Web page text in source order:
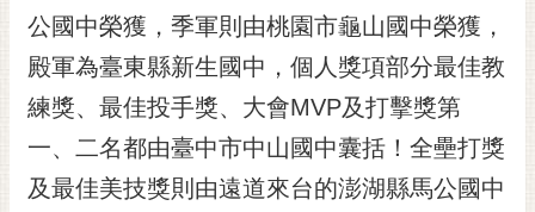
English
日
本
隱
公國中榮獲，季軍則由桃園市龜山國中榮獲，
殿軍為臺東縣新生國中，個人獎項部分最佳教
練獎、最佳投手獎、大會MVP及打擊獎第
一、二名都由臺中市中山國中囊括！全壘打獎
及最佳美技獎則由遠道來台的澎湖縣馬公國中